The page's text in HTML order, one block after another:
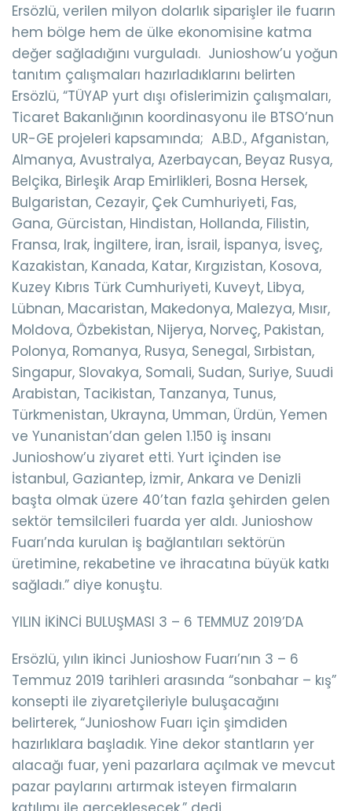
Ersözlü, verilen milyon dolarlık siparişler ile fuarın
hem bölge hem de ülke ekonomisine katma
değer sağladığını vurguladı. Junioshow’u yoğun
tanıtım çalışmaları hazırladıklarını belirten
Ersözlü, “TÜYAP yurt dışı ofislerimizin çalışmaları,
Ticaret Bakanlığının koordinasyonu ile BTSO’nun
UR-GE projeleri kapsamında; A.B.D., Afganistan,
Almanya, Avustralya, Azerbaycan, Beyaz Rusya,
Belçika, Birleşik Arap Emirlikleri, Bosna Hersek,
Bulgaristan, Cezayir, Çek Cumhuriyeti, Fas,
Gana, Gürcistan, Hindistan, Hollanda, Filistin,
Fransa, Irak, İngiltere, İran, İsrail, İspanya, İsveç,
Kazakistan, Kanada, Katar, Kırgızistan, Kosova,
Kuzey Kıbrıs Türk Cumhuriyeti, Kuveyt, Libya,
Lübnan, Macaristan, Makedonya, Malezya, Mısır,
Moldova, Özbekistan, Nijerya, Norveç, Pakistan,
Polonya, Romanya, Rusya, Senegal, Sırbistan,
Singapur, Slovakya, Somali, Sudan, Suriye, Suudi
Arabistan, Tacikistan, Tanzanya, Tunus,
Türkmenistan, Ukrayna, Umman, Ürdün, Yemen
ve Yunanistan’dan gelen 1.150 iş insanı
Junioshow’u ziyaret etti. Yurt içinden ise
İstanbul, Gaziantep, İzmir, Ankara ve Denizli
başta olmak üzere 40’tan fazla şehirden gelen
sektör temsilcileri fuarda yer aldı. Junioshow
Fuarı’nda kurulan iş bağlantıları sektörün
üretimine, rekabetine ve ihracatına büyük katkı
sağladı.” diye konuştu.
YILIN İKİNCİ BULUŞMASI 3 – 6 TEMMUZ 2019’DA
Ersözlü, yılın ikinci Junioshow Fuarı’nın 3 – 6
Temmuz 2019 tarihleri arasında “sonbahar – kış”
konsepti ile ziyaretçileriyle buluşacağını
belirterek, “Junioshow Fuarı için şimdiden
hazırlıklara başladık. Yine dekor stantların yer
alacağı fuar, yeni pazarlara açılmak ve mevcut
pazar paylarını artırmak isteyen firmaların